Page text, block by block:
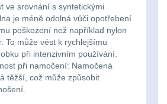
ve srovnání s syntetickými
je méně odolná vůči opotřebení
poškození než například nylon
To může vést k rychlejšímu
při intenzivním používání.
při namočení: Namočená
těžší, což může způsobit